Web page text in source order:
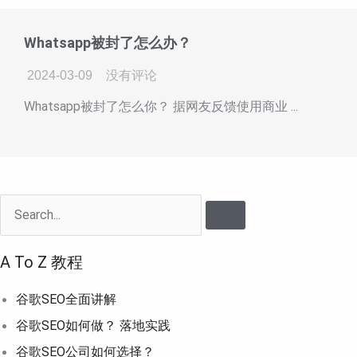
Whatsapp被封了怎么办？
2024-03-09 没有评论
Whatsapp被封了怎么你？ 据网友反馈使用商业 ...
A To Z 教程
谷歌SEO全面讲解
谷歌SEO如何做？ 落地实践
谷歌SEO公司如何选择？